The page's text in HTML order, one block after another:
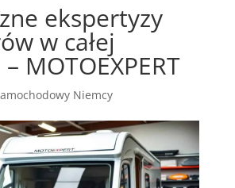
ekspertyzy
w całej
MOTOEXPERT
Niemcy